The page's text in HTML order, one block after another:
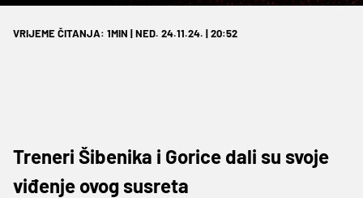
VRIJEME ČITANJA: 1MIN | NED. 24.11.24. | 20:52
Treneri Šibenika i Gorice dali su svoje
viđenje ovog susreta